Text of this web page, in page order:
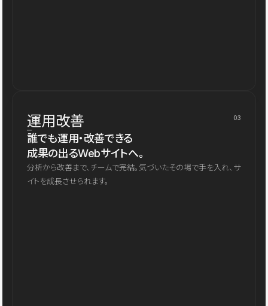
運用改善 03
誰でも運用・改善できる
成果の出るWebサイトへ。
分析から改善まで、チームで完結。気づいたその場で手を入れ、サ
イトを成長させられます。